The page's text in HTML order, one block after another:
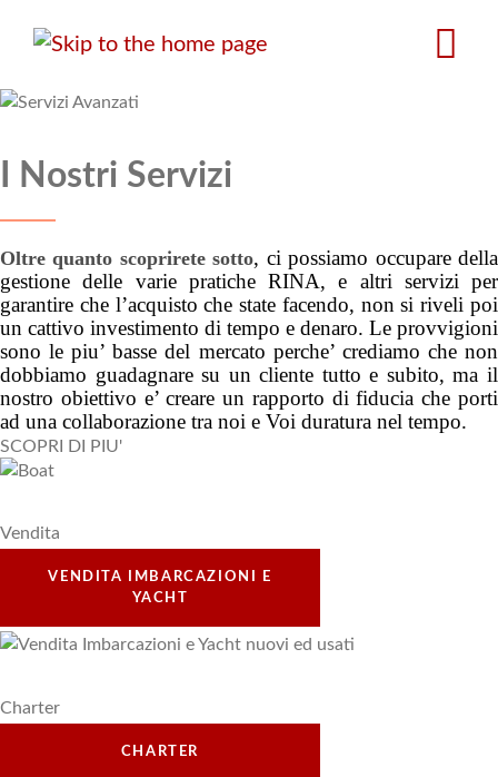
al
I Nostri Servizi
Oltre quanto scoprirete sotto, ci possiamo occupare della
gestione delle varie pratiche RINA, e altri servizi per
garantire che l’acquisto che state facendo, non si riveli poi
un cattivo investimento di tempo e denaro. Le provvigioni
sono le piu’ basse del mercato perche’ crediamo che non
dobbiamo guadagnare su un cliente tutto e subito, ma il
nostro obiettivo e’ creare un rapporto di fiducia che porti
ad una collaborazione tra noi e Voi duratura nel tempo.
SCOPRI DI PIU'
Vendita
VENDITA IMBARCAZIONI E
YACHT
Charter
CHARTER